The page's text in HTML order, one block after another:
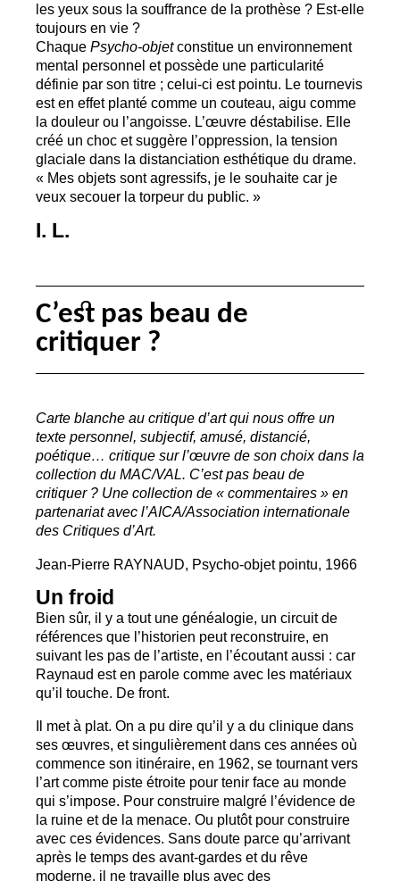
les yeux sous la souffrance de la prothèse ? Est-elle
toujours en vie ?
Chaque Psycho-objetconstitue un environnement
mental personnel et possède une particularité
définie par son titre ; celui-ci est pointu. Le tournevis
est en effet planté comme un couteau, aigu comme
la douleur ou l’angoisse. L’œuvre déstabilise. Elle
créé un choc et suggère l’oppression, la tension
glaciale dans la distanciation esthétique du drame.
« Mes objets sont agressifs, je le souhaite car je
veux secouer la torpeur du public. »
I. L.
C’est pas beau de
critiquer ?
Carte blanche au critique d’art qui nous offre un
texte personnel, subjectif, amusé, distancié,
poétique… critique sur l’œuvre de son choix dans la
collection du MAC/VAL. C’est pas beau de
critiquer ? Une collection de « commentaires » en
partenariat avec l’AICA/Association internationale
des Critiques d’Art.
Jean-Pierre RAYNAUD , Psycho-objet pointu, 1966
Un froid
Bien sûr, il y a tout une généalogie, un circuit de
références que l’historien peut reconstruire, en
suivant les pas de l’artiste, en l’écoutant aussi : car
Raynaud est en parole comme avec les matériaux
qu’il touche. De front.
Il met à plat. On a pu dire qu’il y a du clinique dans
ses œuvres, et singulièrement dans ces années où
commence son itinéraire, en 1962, se tournant vers
l’art comme piste étroite pour tenir face au monde
qui s’impose. Pour construire malgré l’évidence de
la ruine et de la menace. Ou plutôt pour construire
avec ces évidences. Sans doute parce qu’arrivant
après le temps des avant-gardes et du rêve
moderne, il ne travaille plus avec des